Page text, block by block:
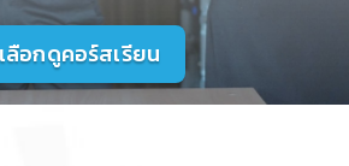
เลือกดูคอร์สเรียน